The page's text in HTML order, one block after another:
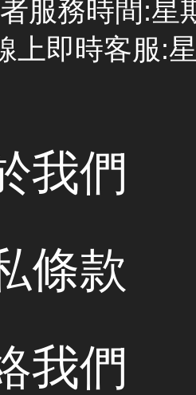
服務時間:星
上即時客服:
我們
條款
我們